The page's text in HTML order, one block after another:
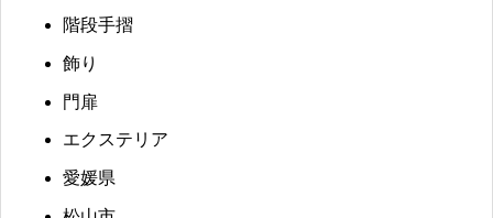
階段手摺
飾り
門扉
エクステリア
愛媛県